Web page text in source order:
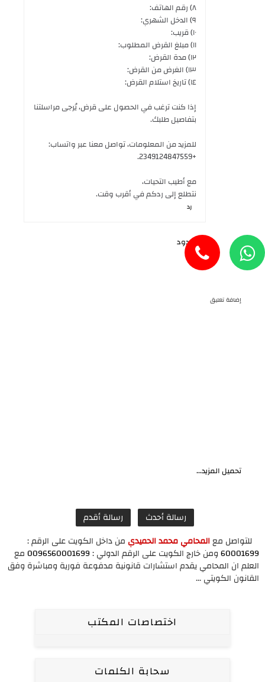
٨) رقم الهاتف:
٩) الدخل الشهري:
١٠) قريب:
١١) مبلغ القرض المطلوب:
١٢) مدة القرض:
١٣) الغرض من القرض:
١٤) تاريخ استلام القرض:
إذا كنت ترغب في الحصول على قرض، يُرجى مراسلتنا
بتفاصيل طلبك.
للمزيد من المعلومات، تواصل معنا عبر واتساب:
+2349124847559.
مع أطيب التحيات،
نتطلع إلى ردكم في أقرب وقت.
رد
الردود
إضافة تعليق
تحميل المزيد...
رسالة أحدث
رسالة أقدم
للتواصل معالمحامي محمد الحميدي من داخل الكويت على الرقم :
60001699ومن خارج الكويت على الرقم الدولي :0096560001699مع
العلم ان المحامي يقدم استشارات قانونية مدفوعة فورية ومباشرة وفق
القانون الكويتي ...
اختصاصات المكتب
سحابة الكلمات